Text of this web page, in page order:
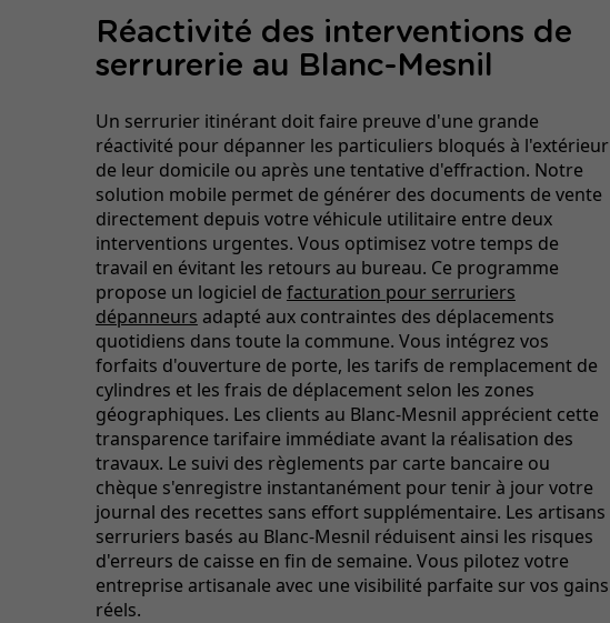
Réactivité des interventions de
serrurerie au Blanc-Mesnil
Un serrurier itinérant doit faire preuve d'une grande
réactivité pour dépanner les particuliers bloqués à l'extérieur
de leur domicile ou après une tentative d'effraction. Notre
solution mobile permet de générer des documents de vente
directement depuis votre véhicule utilitaire entre deux
interventions urgentes. Vous optimisez votre temps de
travail en évitant les retours au bureau. Ce programme
propose un logiciel de facturation pour serruriers
dépanneurs adapté aux contraintes des déplacements
quotidiens dans toute la commune. Vous intégrez vos
forfaits d'ouverture de porte, les tarifs de remplacement de
cylindres et les frais de déplacement selon les zones
géographiques. Les clients au Blanc-Mesnil apprécient cette
transparence tarifaire immédiate avant la réalisation des
travaux. Le suivi des règlements par carte bancaire ou
chèque s'enregistre instantanément pour tenir à jour votre
journal des recettes sans effort supplémentaire. Les artisans
serruriers basés au Blanc-Mesnil réduisent ainsi les risques
d'erreurs de caisse en fin de semaine. Vous pilotez votre
entreprise artisanale avec une visibilité parfaite sur vos gains
réels.